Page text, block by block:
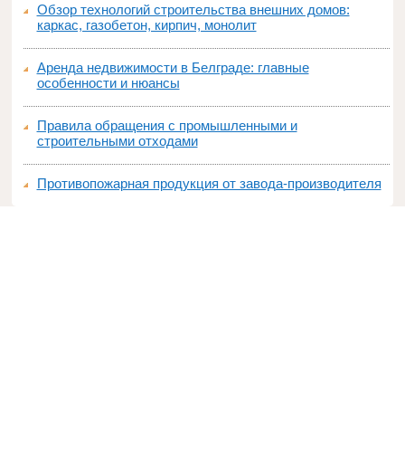
Обзор технологий строительства внешних домов:
каркас, газобетон, кирпич, монолит
Аренда недвижимости в Белграде: главные
особенности и нюансы
Правила обращения с промышленными и
строительными отходами
Противопожарная продукция от завода-производителя